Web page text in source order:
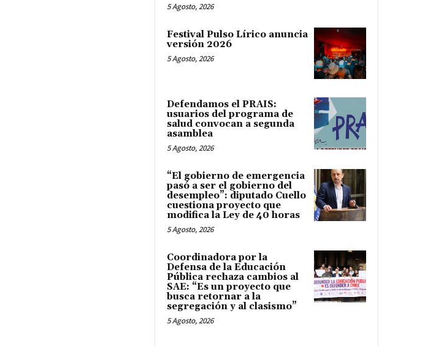
5 Agosto, 2026
Festival Pulso Lírico anuncia
versión 2026
5 Agosto, 2026
Defendamos el PRAIS:
usuarios del programa de
salud convocan a segunda
asamblea
5 Agosto, 2026
“El gobierno de emergencia
pasó a ser el gobierno del
desempleo”: diputado Cuello
cuestiona proyecto que
modifica la Ley de 40 horas
5 Agosto, 2026
Coordinadora por la
Defensa de la Educación
Pública rechaza cambios al
SAE: “Es un proyecto que
busca retornar a la
segregación y al clasismo”
5 Agosto, 2026